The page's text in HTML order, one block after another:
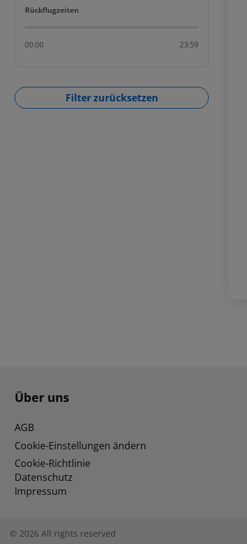
Rückflugzeiten
Rückflugzeiten
00:00 23:59
Filter zurücksetzen
Footer navigation
Über uns
AGB
Cookie-Einstellungen ändern
Cookie-Richtlinie
Datenschutz
Impressum
© 2026 All rights reserved